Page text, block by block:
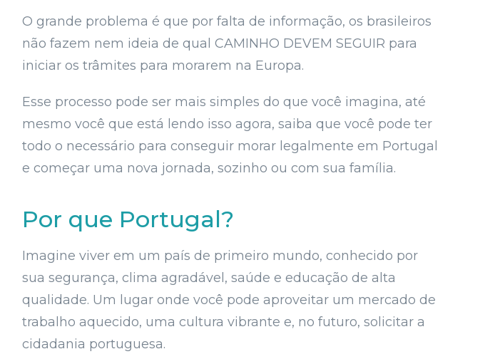
O grande problema é que por falta de informação, os brasileiros
não fazem nem ideia de qual CAMINHO DEVEM SEGUIR para
iniciar os trâmites para morarem na Europa.
Esse processo pode ser mais simples do que você imagina, até
mesmo você que está lendo isso agora, saiba que você pode ter
todo o necessário para conseguir morar legalmente em Portugal
e começar uma nova jornada, sozinho ou com sua família.
Por que Portugal?
Imagine viver em um país de primeiro mundo, conhecido por
sua segurança, clima agradável, saúde e educação de alta
qualidade. Um lugar onde você pode aproveitar um mercado de
trabalho aquecido, uma cultura vibrante e, no futuro, solicitar a
cidadania portuguesa.